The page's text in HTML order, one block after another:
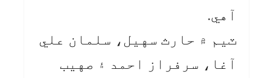
آهي.
ٽيم ۾ حارث سهيل، سلمان علي
آغا، سرفراز احمد ۽ صهيب